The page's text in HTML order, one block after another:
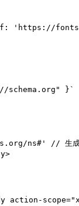
:
'https://
} `
ns#'
// 生
action-